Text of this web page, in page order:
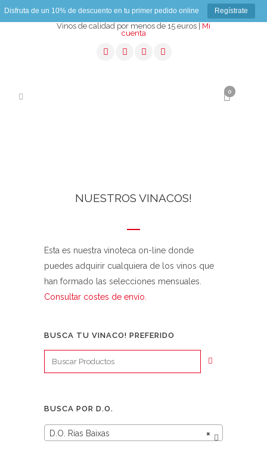
Disfruta de un 10% de descuento en tu primer pedido online Regístrate
Vinos de calidad por menos de 15 euros | Mi
cuenta
0
NUESTROS VINACOS!
Esta es nuestra vinoteca on-line donde
puedes adquirir cualquiera de los vinos que
han formado las selecciones mensuales.
Consultar costes de envío.
BUSCA TU VINACO! PREFERIDO
BUSCA POR D.O.
×
D.O. Rias Baixas